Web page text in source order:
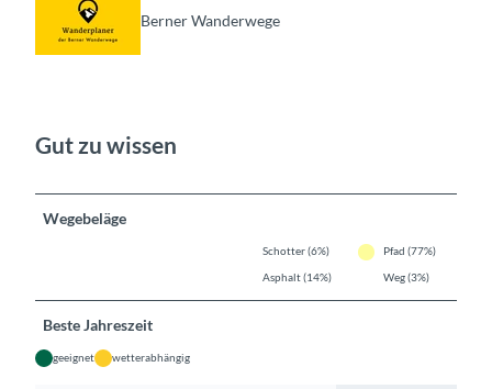
Berner Wanderwege
Gut zu wissen
Wegebeläge
Schotter (6%)
Pfad (77%)
Asphalt (14%)
Weg (3%)
Beste Jahreszeit
geeignet wetterabhängig